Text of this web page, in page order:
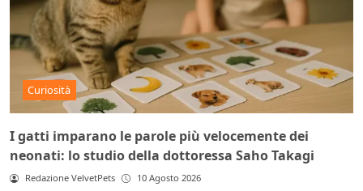
Curiosità
I gatti imparano le parole più velocemente dei
neonati: lo studio della dottoressa Saho Takagi
Redazione VelvetPets 10 Agosto 2026